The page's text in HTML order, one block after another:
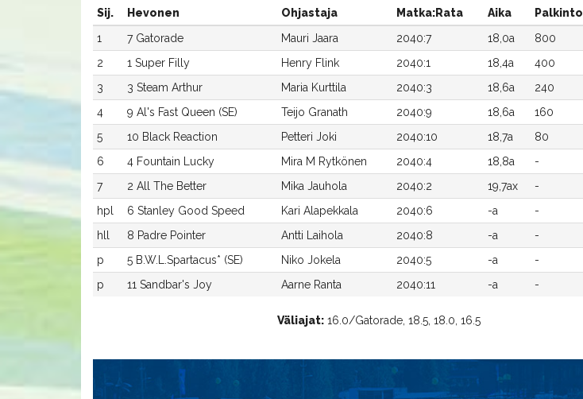
Sij. Hevonen Ohjastaja Matka:Rata Aika Palkinto
1
7 Gatorade Mauri Jaara 2040:7 18,0a 800
2
1 Super Filly Henry Flink 2040:1 18,4a 400
3
3 Steam Arthur Maria Kurttila 2040:3 18,6a 240
4
9 Al's Fast Queen (SE) Teijo Granath 2040:9 18,6a 160
5
10 Black Reaction Petteri Joki 2040:10 18,7a 80
6
4 Fountain Lucky Mira M Rytkönen 2040:4 18,8a -
7
2 All The Better Mika Jauhola 2040:2 19,7ax -
hpl
6 Stanley Good Speed Kari Alapekkala 2040:6 -a -
hll
8 Padre Pointer Antti Laihola 2040:8 -a -
p
5 B.W.L.Spartacus* (SE) Niko Jokela 2040:5 -a -
p
11 Sandbar's Joy Aarne Ranta 2040:11 -a -
Väliajat: 16.0/Gatorade, 18.5, 18.0, 16.5